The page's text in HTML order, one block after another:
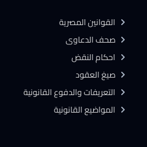
القوانين المصرية
صحف الدعاوى
احكام النقض
صيغ العقود
التعريفات والدفوع القانونية
المواضيع القانونية